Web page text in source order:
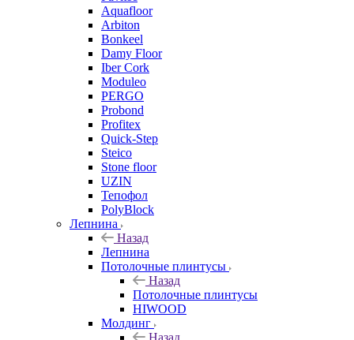
Aquafloor
Arbiton
Bonkeel
Damy Floor
Iber Cork
Moduleo
PERGO
Probond
Profitex
Quick-Step
Steico
Stone floor
UZIN
Тепофол
PolyBlock
Лепнина
Назад
Лепнина
Потолочные плинтусы
Назад
Потолочные плинтусы
HIWOOD
Молдинг
Назад